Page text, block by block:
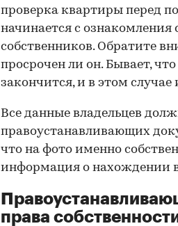
проверка квартиры перед
начинается с ознакомления
собственников. Обратите
просрочен ли он. Бывает,
закончится, и в этом
Все данные владельцев
правоустанавливающих
что на фото именно
информация о нахождении
права